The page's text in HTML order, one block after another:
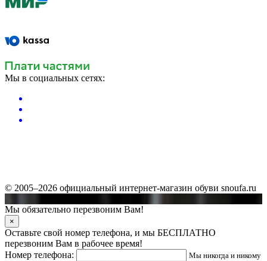
Мы в социальных сетях:
© 2005–2026 официальный интернет-магазин обуви snoufa.ru
Мы обязательно перезвоним Вам!
×
Оставьте свой номер телефона, и мы БЕСПЛАТНО
перезвоним Вам в рабочее время!
Номер телефона:
Мы никогда и никому